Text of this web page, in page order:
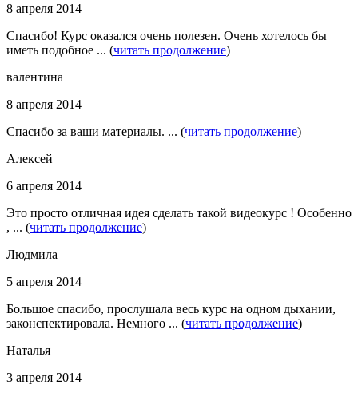
8 апреля 2014
Спасибо! Курс оказался очень полезен. Очень хотелось бы
иметь подобное ... (читать продолжение)
валентина
8 апреля 2014
Спасибо за ваши материалы. ... (читать продолжение)
Алексей
6 апреля 2014
Это просто отличная идея сделать такой видеокурс ! Особенно
, ... (читать продолжение)
Людмила
5 апреля 2014
Большое спасибо, прослушала весь курс на одном дыхании,
законспектировала. Немного ... (читать продолжение)
Наталья
3 апреля 2014